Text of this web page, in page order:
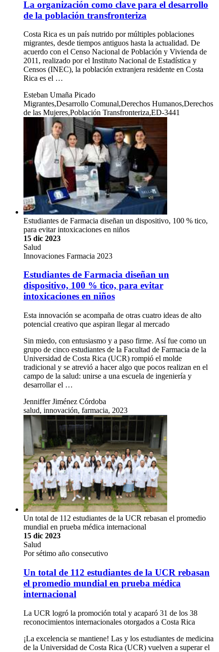
La organización como clave para el desarrollo
de la población transfronteriza
Costa Rica es un país nutrido por múltiples poblaciones
migrantes, desde tiempos antiguos hasta la actualidad. De
acuerdo con el Censo Nacional de Población y Vivienda de
2011, realizado por el Instituto Nacional de Estadística y
Censos (INEC), la población extranjera residente en Costa
Rica es el …
Esteban Umaña Picado
Migrantes,Desarrollo Comunal,Derechos Humanos,Derechos
de las Mujeres,Población Transfronteriza,ED-3441
Estudiantes de Farmacia diseñan un dispositivo, 100 % tico,
para evitar intoxicaciones en niños
15 dic 2023
Salud
Innovaciones Farmacia 2023
Estudiantes de Farmacia diseñan un
dispositivo, 100 % tico, para evitar
intoxicaciones en niños
Esta innovación se acompaña de otras cuatro ideas de alto
potencial creativo que aspiran llegar al mercado
Sin miedo, con entusiasmo y a paso firme. Así fue como un
grupo de cinco estudiantes de la Facultad de Farmacia de la
Universidad de Costa Rica (UCR) rompió el molde
tradicional y se atrevió a hacer algo que pocos realizan en el
campo de la salud: unirse a una escuela de ingeniería y
desarrollar el …
Jenniffer Jiménez Córdoba
salud, innovación, farmacia, 2023
Un total de 112 estudiantes de la UCR rebasan el promedio
mundial en prueba médica internacional
15 dic 2023
Salud
Por sétimo año consecutivo
Un total de 112 estudiantes de la UCR rebasan
el promedio mundial en prueba médica
internacional
La UCR logró la promoción total y acaparó 31 de los 38
reconocimientos internacionales otorgados a Costa Rica
¡La excelencia se mantiene! Las y los estudiantes de medicina
de la Universidad de Costa Rica (UCR) vuelven a superar el